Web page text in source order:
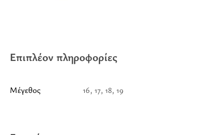
Επιπλέον πληροφορίες
Μέγεθος 16, 17, 18, 19